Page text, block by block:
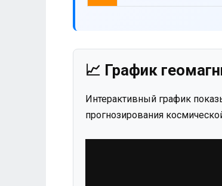
📈 График
Интерактивный график
прогнозирования